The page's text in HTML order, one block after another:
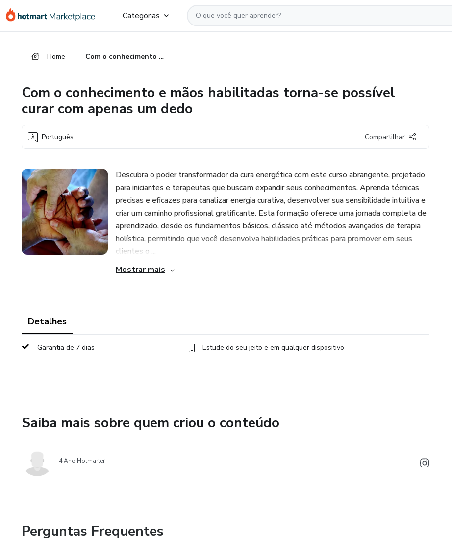
para
para
para
Categorias
Home Com o conhecimento e mãos habilitadas torna-se possível curar com apenas um dedo
Com o conhecimento e mãos habilitadas torna-se possível
curar com apenas um dedo
Português Compartilhar
Descubra o poder transformador da cura energética com este curso abrangente, projetado
para iniciantes e terapeutas que buscam expandir seus conhecimentos. Aprenda técnicas
precisas e eficazes para canalizar energia curativa, desenvolver sua sensibilidade intuitiva e
criar um caminho profissional gratificante. Esta formação oferece uma jornada completa de
aprendizado, desde os fundamentos básicos, clássico até métodos avançados de terapia
holística, permitindo que você desenvolva habilidades práticas para promover em seus
clientes o ...
Mostrar mais
Detalhes
Garantia de 7 dias Estude do seu jeito e em qualquer dispositivo
Saiba mais sobre quem criou o conteúdo
4 Ano Hotmarter
Perguntas Frequentes